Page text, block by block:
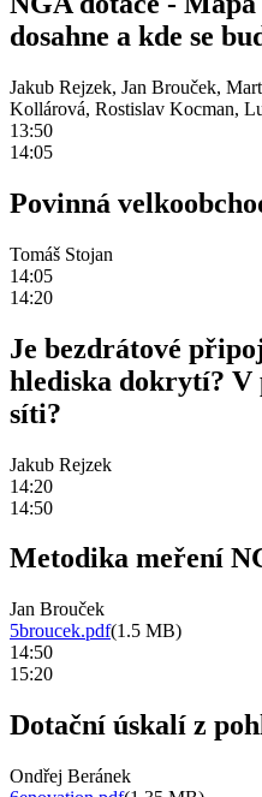
dosahne a kde se
Jakub Rejzek, Jan Brouček,
Kollárová, Rostislav Kocman,
13:50
14:05
Povinná
Tomáš Stojan
14:05
14:20
Je bezdrátové
hlediska dokrytí? V
síti?
Jakub Rejzek
14:20
14:50
Metodika meření
Jan Brouček
5broucek.pdf(1.5 MB)
14:50
15:20
Dotační úskalí z
Ondřej Beránek